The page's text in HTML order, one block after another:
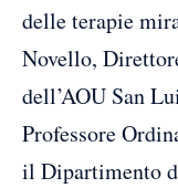
delle terapie
Novello,
dell’AOU San
Professore
il Dipartimento